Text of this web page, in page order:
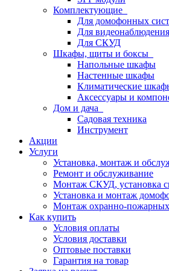
Комплектующие
Для домофонных
Для видеонаблюдения
Для СКУД
Шкафы, щиты и боксы
Напольные шкафы
Настенные шкафы
Климатические
Аксессуары и
Дом и дача
Садовая техника
Инструмент
Акции
Услуги
Установка, монтаж и
Ремонт и обслуживание
Монтаж СКУД, установка
Установка и монтаж
Монтаж охранно-
Как купить
Условия оплаты
Условия доставки
Оптовые поставки
Гарантия на товар